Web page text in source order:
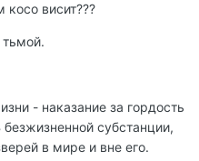
висит???
- наказание за гордость
субстанции,
в мире и вне его.